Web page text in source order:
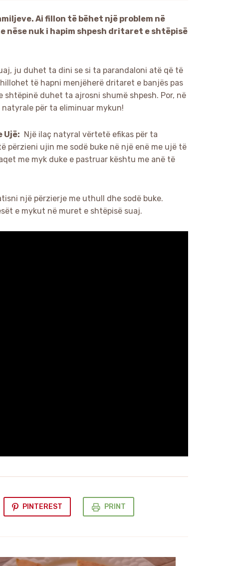
Ai fillon të bëhet një problem në
nëse nuk i hapim shpesh dritaret e shtëpisë
ju duhet ta dini se si ta parandaloni atë që të
të hapni menjëherë dritaret e banjës pas
duhet ta ajrosni shumë shpesh. Por, në
për ta eliminuar mykun!
Ujë: Një ilaç natyral vërtetë efikas për ta
përzieni ujin me sodë buke në një enë me ujë të
me myk duke e pastruar kështu me anë të
një përzierje me uthull dhe sodë buke.
e mykut në muret e shtëpisë suaj.
PINTEREST PRINT